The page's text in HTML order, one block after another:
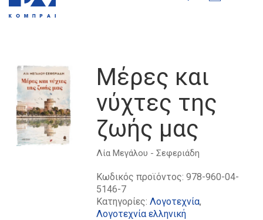
Μέρες και
νύχτες της
ζωής μας
Λία Μεγάλου - Σεφεριάδη
Κωδικός προϊόντος:978-960-04-
5146-7
Κατηγορίες:Λογοτεχνία,
Λογοτεχνία ελληνική